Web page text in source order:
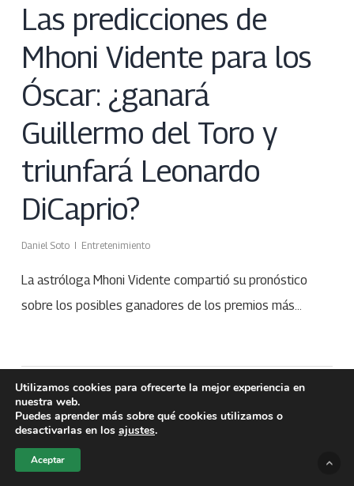
Las predicciones de
Mhoni Vidente para los
Óscar: ¿ganará
Guillermo del Toro y
triunfará Leonardo
DiCaprio?
Daniel Soto Entretenimiento
La astróloga Mhoni Vidente compartió su pronóstico
sobre los posibles ganadores de los premios más…
Utilizamos cookies para ofrecerte la mejor experiencia en
nuestra web.
Puedes aprender más sobre qué cookies utilizamos o
desactivarlas en los ajustes.
Aceptar